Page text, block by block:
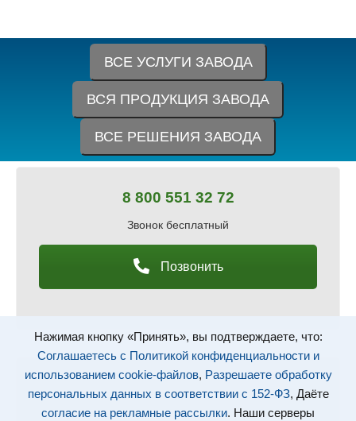
Нажимая кнопку «Принять», вы подтверждаете, что:
Соглашаетесь с Политикой конфиденциальности и
использованием cookie-файлов, Разрешаете обработку
персональных данных в соответствии с 152-ФЗ, Даёте
согласие на рекламные рассылки. Наши серверы
ВСЕ УСЛУГИ ЗАВОДА
ВСЯ ПРОДУКЦИЯ ЗАВОДА
ВСЕ РЕШЕНИЯ ЗАВОДА
8 800 551 32 72
Звонок бесплатный
Позвонить
info@tvprus.ru
Ждем ваших заявок